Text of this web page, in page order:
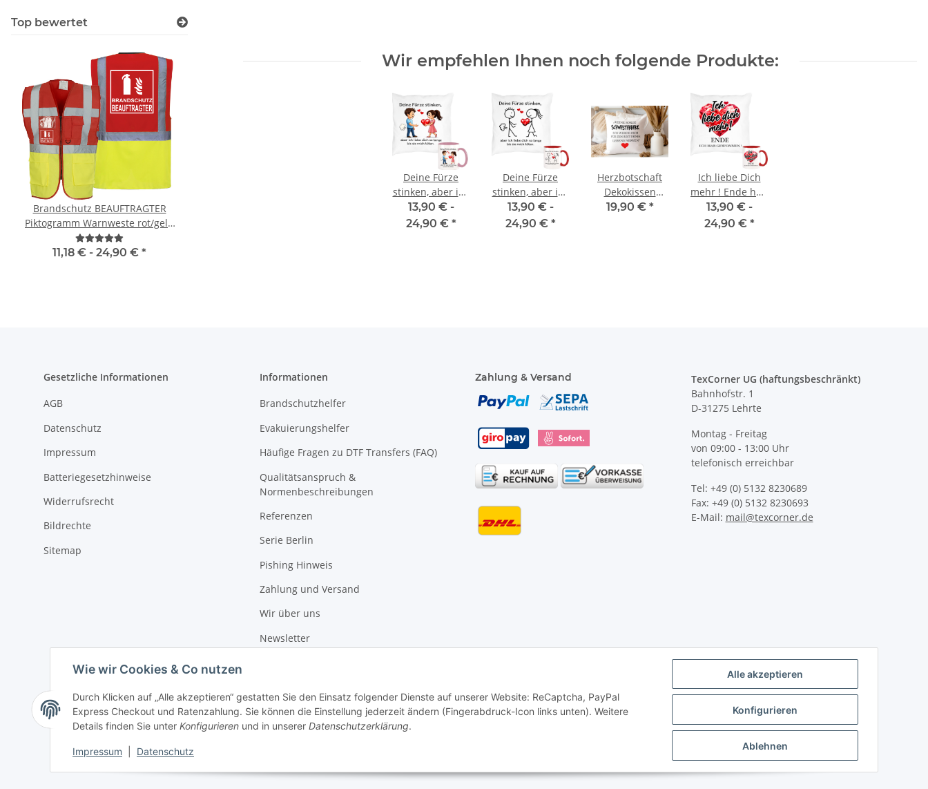
Wir empfehlen Ihnen noch folgende Produkte:
Deine Fürze
stinken, aber ich
liebe Dich ...
Kissen + Tasse
13,90 € -
24,90 € *
Deine Fürze
stinken, aber ich
liebe Dich ...
Kissen + Tasse
13,90 € -
24,90 € *
Herzbotschaft
Dekokissen
Kissen mit
19,90 € *
Ich liebe Dich
mehr ! Ende hab
gewonnen ...
Kissen + Tasse
13,90 € -
24,90 € *
Top bewertet
Brandschutz BEAUFTRAGTER
Piktogramm Warnweste rot/gelb
mit vielen Taschen S-3XL
"BRAND22 Linie"
11,18 € - 24,90 € *
YOKO Executive Warnweste
Paramedic Grün mit vielen
Brandschutz BEAUFTRAGTER
Piktogramm Warnweste rot/gelb
Geburtstags Warnweste Mobiles
Gästebuch - 18. Geburtstag -
Gesetzliche Informationen
AGB
Datenschutz
Impressum
Batteriegesetzhinweise
Widerrufsrecht
Bildrechte
Sitemap
Informationen
Brandschutzhelfer
Evakuierungshelfer
Häufige Fragen zu DTF Transfers (FAQ)
Qualitätsanspruch &
Normenbeschreibungen
Referenzen
Serie Berlin
Pishing Hinweis
Zahlung und Versand
Wir über uns
Newsletter
Zahlung & Versand
TexCorner UG (haftungsbeschränkt)
Bahnhofstr. 1
D-31275 Lehrte
Montag - Freitag
von 09:00 - 13:00 Uhr
telefonisch erreichbar
Tel: +49 (0) 5132 8230689
Fax: +49 (0) 5132 8230693
E-Mail: mail@texcorner.de
Wie wir Cookies & Co nutzen
Durch Klicken auf „Alle akzeptieren“ gestatten Sie den Einsatz folgender Dienste auf unserer Website: ReCaptcha, PayPal
Express Checkout und Ratenzahlung. Sie können die Einstellung jederzeit ändern (Fingerabdruck-Icon links unten). Weitere
Details finden Sie unter Konfigurieren und in unserer Datenschutzerklärung.
Impressum Datenschutz
Alle akzeptieren
Konfigurieren
Ablehnen